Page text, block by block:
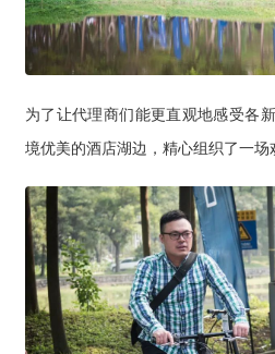
为了让代理商们能更直观地感受各
境优美的酒店湖边，精心组织了一场